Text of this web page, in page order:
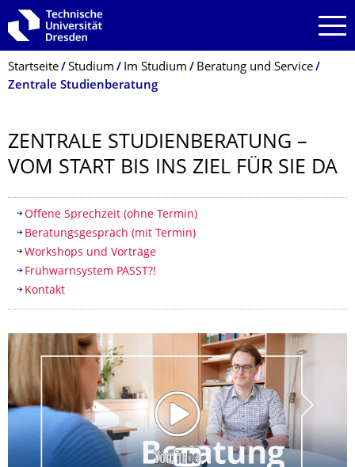
Zur Hauptnavigation springen
Zur Suche springen
Zum Inhalt springen
Breadcrumb-Menü
Startseite Studium Im Studium
Beratung und Service
Zentrale Studienberatung
ZENTRALE STUDIENBERATUNG –
VOM START BIS INS ZIEL FÜR SIE DA
Inhaltsverzeichnis
​​Offene Sprechzeit (ohne Termin)
Beratungsgespräch (mit Termin)
Workshops und Vorträge
Frühwarnsystem PASST?!
Kontakt